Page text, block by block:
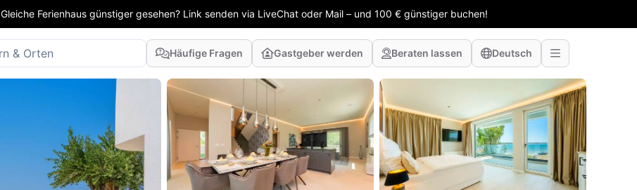
Gleiche Ferienhaus günstiger gesehen? Link senden via LiveChat oder Mail – und 100 € günstiger buchen!
Häufige Fragen Gastgeber werden Beraten lassen Deutsch